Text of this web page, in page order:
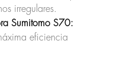
irregulares.
Sumitomo S70:
eficiencia